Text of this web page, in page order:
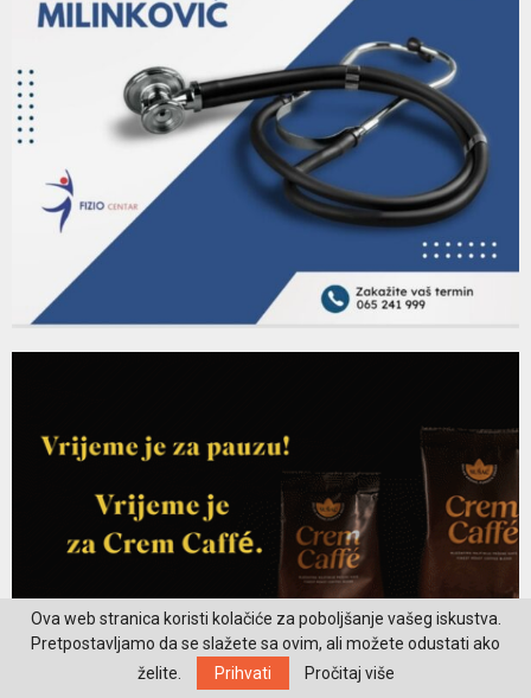
Ova web stranica koristi kolačiće za poboljšanje vašeg iskustva.
Pretpostavljamo da se slažete sa ovim, ali možete odustati ako
želite.
Prihvati Pročitaj više